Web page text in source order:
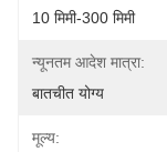
10 मिमी-300 मिमी
न्यूनतम आदेश मात्रा:
बातचीत योग्य
मूल्य: